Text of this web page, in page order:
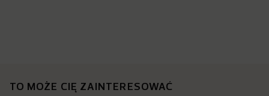
TO MOŻE CIĘ ZAINTERESOWAĆ